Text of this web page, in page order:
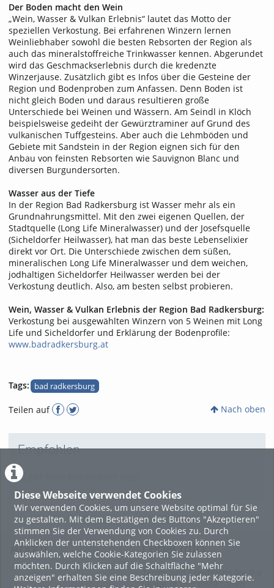
Diese Webseite verwendet Cookies
Wir verwenden Cookies, um unsere Website optimal für Sie
zu gestalten. Mit dem Bestätigen des Buttons "Akzeptieren"
stimmen Sie der Verwendung von Cookies zu. Durch
Anklicken der untenstehenden Checkboxen können Sie
auswählen, welche Cookie-Kategorien Sie zulassen
möchten. Durch Klicken auf die Schaltfläche "Mehr
anzeigen" erhalten Sie eine Beschreibung jeder Kategorie.
Der Boden macht den Wein
„Wein, Wasser & Vulkan Erlebnis“ lautet das Motto der
speziellen Verkostung. Bei erfahrenen Winzern lernen
Weinliebhaber sowohl die besten Rebsorten der Region als
auch das mineralstoffreiche Trinkwasser kennen. Abgerundet
wird das Geschmackserlebnis durch die kredenzte
Winzerjause. Zusätzlich gibt es Infos über die Gesteine der
Region und Bodenproben zum Anfassen. Denn Boden ist
nicht gleich Boden und daraus resultieren große
Unterschiede bei Weinen und Wässern. Am Seindl in Klöch
beispielsweise gedeiht der Gewürztraminer auf Grund des
vulkanischen Tuffgesteins. Aber auch die Lehmböden und
Gebiete mit Sandstein in der Region eignen sich für den
Anbau von feinsten Rebsorten wie Sauvignon Blanc und
diversen Burgundersorten.
Wasser aus der Tiefe
In der Region Bad Radkersburg ist Wasser mehr als ein
Grundnahrungsmittel. Mit den zwei eigenen Quellen, der
Stadtquelle (Long Life Mineralwasser) und der Josefsquelle
(Sicheldorfer Heilwasser), hat man das beste Lebenselixier
direkt vor Ort. Die Unterschiede zwischen dem süßen,
mineralischen Long Life Mineralwasser und dem weichen,
jodhaltigen Sicheldorfer Heilwasser werden bei der
Verkostung deutlich. Also, am besten selbst probieren.
Wein, Wasser & Vulkan Erlebnis der Region Bad Radkersburg:
Verkostung bei ausgewählten Winzern von 5 Weinen mit Long
Life und Sicheldorfer und Erklärung der Bodenprofile:
www.badradkersburg.at
Tags: bad radkersburg
Teilen auf Nach oben
Empfohlen
Es gibt keine empfohlenen Blogs
About Legal Info
Terms and Conditions for the
Usage of this ViMP based